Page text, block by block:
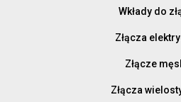
Wkłady do
Złącza
Złącze
Złącza